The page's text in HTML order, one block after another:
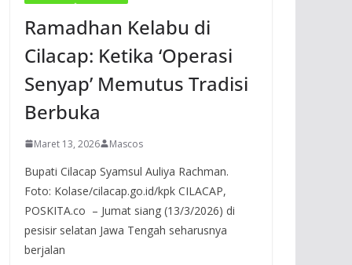
Ramadhan Kelabu di
Cilacap: Ketika ‘Operasi
Senyap’ Memutus Tradisi
Berbuka
Maret 13, 2026 Mascos
Bupati Cilacap Syamsul Auliya Rachman.
Foto: Kolase/cilacap.go.id/kpk CILACAP,
POSKITA.co – Jumat siang (13/3/2026) di
pesisir selatan Jawa Tengah seharusnya
berjalan